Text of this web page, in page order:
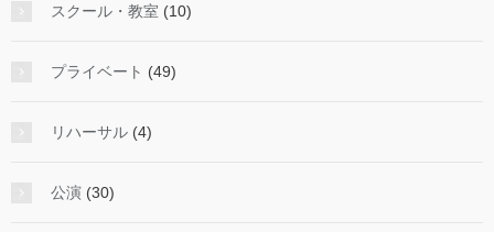
スクール・教室 (10)
プライベート (49)
リハーサル (4)
公演 (30)